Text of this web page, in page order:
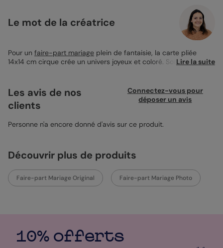
Le mot de la créatrice
Pour un faire-part mariage plein de fantaisie, la carte pliée
14x14 cm cirque crée un univers joyeux et coloré. Son design
annoncer votre union de manière originale, cette carte offre la
possibilité d'ajouter jusqu'à deux photos et votre texte
personnel. Le papier création recommandé lui donne une allure
l'ensemble. Simple à personnaliser, elle célèbre votre union à
Lire la suite
Les avis de nos
clients
Connectez-vous pour
déposer un avis
Personne n'a encore donné d'avis sur ce produit.
Découvrir plus de produits
Faire-part Mariage Original Faire-part Mariage Photo
10% offerts